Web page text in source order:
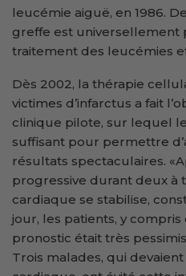
leucémie aiguë, en 1986.
greffe est universellement
traitement des leucémies
Dès 2002, la thérapie
victimes d’infarctus a fait
clinique pilote, sur lequel
suffisant pour permettre
résultats spectaculaires.
progressive durant deux à
cardiaque se stabilise,
jour, les patients, y
pronostic était très
Trois malades, qui